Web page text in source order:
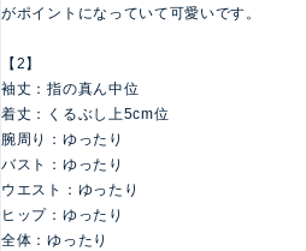
がポイントになっていて可愛いです。
【2】
袖丈：指の真ん中位
着丈：くるぶし上5cm位
腕周り：ゆったり
バスト：ゆったり
ウエスト：ゆったり
ヒップ：ゆったり
全体：ゆったり